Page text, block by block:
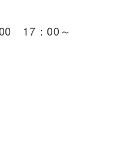
17：00～